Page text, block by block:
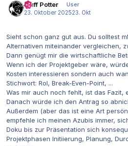
Muff Potter
User
23. Oktober 202523. Okt
Sieht schon ganz gut aus. Du solltest
Alternativen miteinander vergleichen,
Dann genügt mir die wirtschaftliche
Wenn ich der Projektgeber wäre,
Kosten interessieren sondern auch
Stichwort: RoI, Break-Even-Point, ...
Was mir auch noch fehlt, ist das Fazit,
Danach würde ich den Antrag so
Außerdem (aber das ist eine Art
empfehle ich meinen Azubis immer,
Doku bis zur Präsentation sich
Projektphasen Initiierung, Planung,